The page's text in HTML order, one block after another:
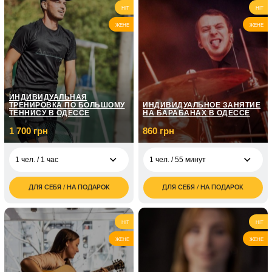
2 чел. / 2 часа
7 400
грн
1 чел. / 2,5 часа
2 200
грн
6 500
грн
HIT
ЖЕНЕ
ИНДИВИДУАЛЬНАЯ
ТРЕНИРОВКА ПО БОЛЬШОМУ
ТЕННИСУ В ОДЕССЕ
1 700 грн
1 чел. / 1 час
1 700
грн
2 чел. / 1 час
2 100
грн
ДЛЯ СЕБЯ / НА ПОДАРОК
HIT
ЖЕНЕ
ИНДИВИДУАЛЬНОЕ ЗАНЯТИЕ
НА БАРАБАНАХ В ОДЕССЕ
860 грн
1 чел. / 55 минут
грн
1 720
грн
1 чел. / 4 занятий по
2 990
ДЛЯ СЕБЯ / НА ПОДАРОК
HIT
ЖЕНЕ
HIT
ЖЕНЕ